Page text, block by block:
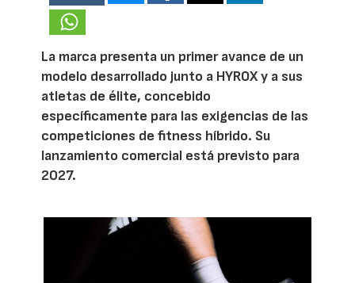
La marca presenta un primer avance de un
modelo desarrollado junto a HYROX y a sus
atletas de élite, concebido
específicamente para las exigencias de las
competiciones de fitness híbrido. Su
lanzamiento comercial está previsto para
2027.